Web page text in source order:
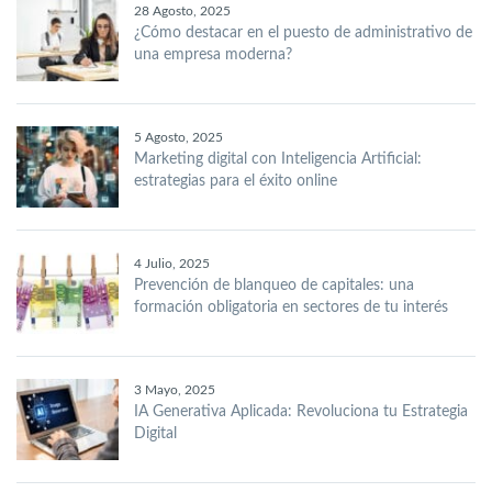
28 Agosto, 2025
¿Cómo destacar en el puesto de administrativo de
una empresa moderna?
5 Agosto, 2025
Marketing digital con Inteligencia Artificial:
estrategias para el éxito online
4 Julio, 2025
Prevención de blanqueo de capitales: una
formación obligatoria en sectores de tu interés
3 Mayo, 2025
IA Generativa Aplicada: Revoluciona tu Estrategia
Digital